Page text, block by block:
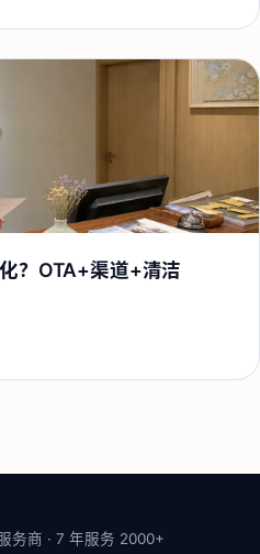
？OTA+渠道+清洁
务商 · 7 年服务 2000+